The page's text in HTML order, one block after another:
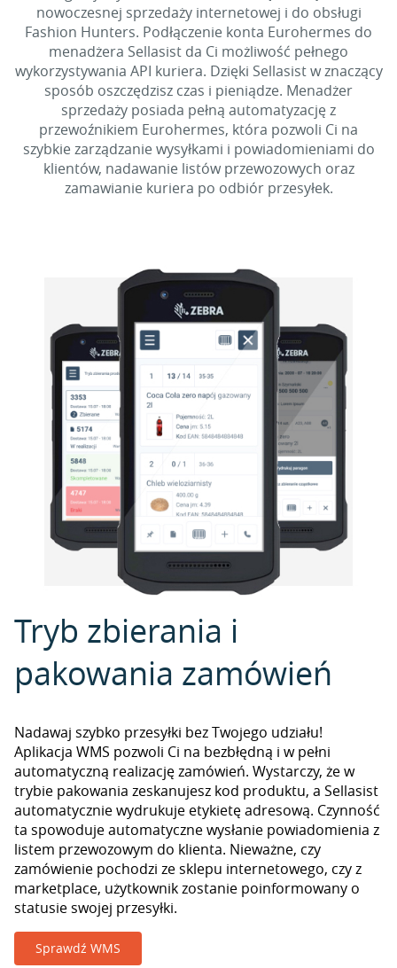
nowoczesnej sprzedaży internetowej i do obsługi
Fashion Hunters. Podłączenie konta Eurohermes do
menadżera Sellasist da Ci możliwość pełnego
wykorzystywania API kuriera. Dzięki Sellasist w znaczący
sposób oszczędzisz czas i pieniądze. Menadżer
sprzedaży posiada pełną automatyzację z
przewoźnikiem Eurohermes, która pozwoli Ci na
szybkie zarządzanie wysyłkami i powiadomieniami do
klientów, nadawanie listów przewozowych oraz
zamawianie kuriera po odbiór przesyłek.
Tryb zbierania i
pakowania zamówień
Nadawaj szybko przesyłki bez Twojego udziału!
Aplikacja WMS pozwoli Ci na bezbłędną i w pełni
automatyczną realizację zamówień. Wystarczy, że w
trybie pakowania zeskanujesz kod produktu, a Sellasist
automatycznie wydrukuje etykietę adresową. Czynność
ta spowoduje automatyczne wysłanie powiadomienia z
listem przewozowym do klienta. Nieważne, czy
zamówienie pochodzi ze sklepu internetowego, czy z
marketplace, użytkownik zostanie poinformowany o
statusie swojej przesyłki.
Sprawdź WMS